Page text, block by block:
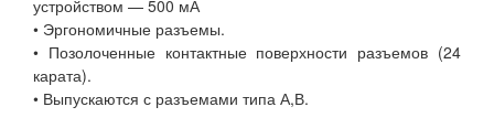
устройством — 500 мА
• Эргономичные разъемы.
• Позолоченные контактные поверхности разъемов (24
карата).
• Выпускаются с разъемами типа А,В.